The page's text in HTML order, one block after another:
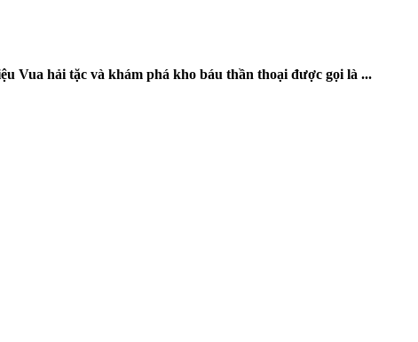
Vua hải tặc và khám phá kho báu thần thoại được gọi là ...